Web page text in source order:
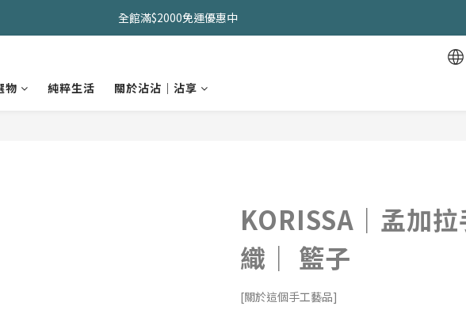
久坐神器>>坐&靠墊組合只要$1488
全館滿$2000免運優惠中
久坐神器>>坐&靠墊組合只要$1488
物
純粹生活 關於沾沾｜沾享
KORISSA｜孟加
織｜ 籃子
[關於這個手工藝品]